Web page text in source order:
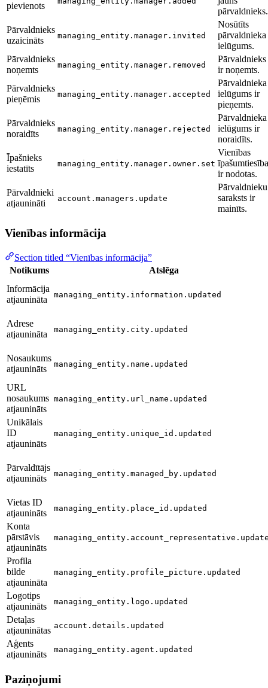
pievienots
pārvaldnieks.
Pārvaldnieks
uzaicināts
managing_entity.manager.invited
Nosūtīts
pārvaldnieka
ielūgums.
Pārvaldnieks
noņemts
managing_entity.manager.removed
Pārvaldnieks
ir noņemts.
Pārvaldnieks
pieņēmis
managing_entity.manager.accepted
Pārvaldnieka
ielūgums ir
pieņemts.
Pārvaldnieks
noraidīts
managing_entity.manager.rejected
Pārvaldnieka
ielūgums ir
noraidīts.
Īpašnieks
iestatīts
managing_entity.manager.owner.set
Vienības
ir nodotas.
Pārvaldnieki
atjaunināti
account.managers.update
Pārvaldnieku
saraksts ir
mainīts.
Vienības informācija
Section titled “Vienības informācija”
Notikums
Atslēga
Informācija
atjaunināta
managing_entity.information.updated
Adrese
atjaunināta
managing_entity.city.updated
Nosaukums
atjaunināts
managing_entity.name.updated
URL
nosaukums
atjaunināts
managing_entity.url_name.updated
Unikālais
ID
atjaunināts
managing_entity.unique_id.updated
Pārvaldītājs
atjaunināts
managing_entity.managed_by.updated
Vietas ID
atjaunināts
managing_entity.place_id.updated
Konta
pārstāvis
atjaunināts
Profila
bilde
atjaunināta
managing_entity.profile_picture.updated
Logotips
atjaunināts
managing_entity.logo.updated
Detaļas
atjauninātas account.details.updated
Aģents
atjaunināts
managing_entity.agent.updated
Paziņojumi